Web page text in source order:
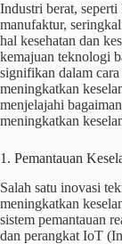
Industri berat,
manufaktur,
hal kesehatan dan
kemajuan teknologi
signifikan dalam
meningkatkan
menjelajahi
meningkatkan
1. Pemantauan
Salah satu inovasi
meningkatkan
sistem pemantauan
dan perangkat IoT